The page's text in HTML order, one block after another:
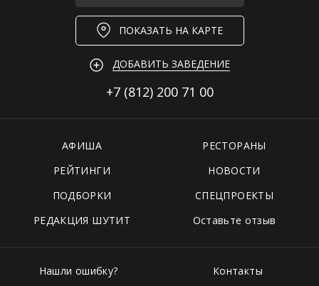
ПОКАЗАТЬ НА КАРТЕ
ДОБАВИТЬ ЗАВЕДЕНИЕ
+7 (812) 200 71 00
АФИША
РЕСТОРАНЫ
РЕЙТИНГИ
НОВОСТИ
ПОДБОРКИ
СПЕЦПРОЕКТЫ
РЕДАКЦИЯ ШУТИТ
Оставьте отзыв
Нашли ошибку?
Контакты